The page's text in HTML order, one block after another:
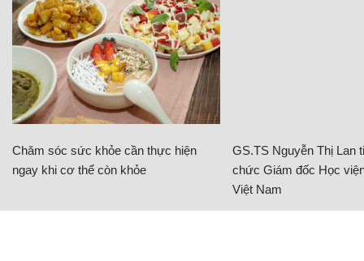
Chăm sóc sức khỏe cần thực hiện
ngay khi cơ thể còn khỏe
GS.TS Nguyễn Thị Lan
chức Giám đốc Học
Việt Nam